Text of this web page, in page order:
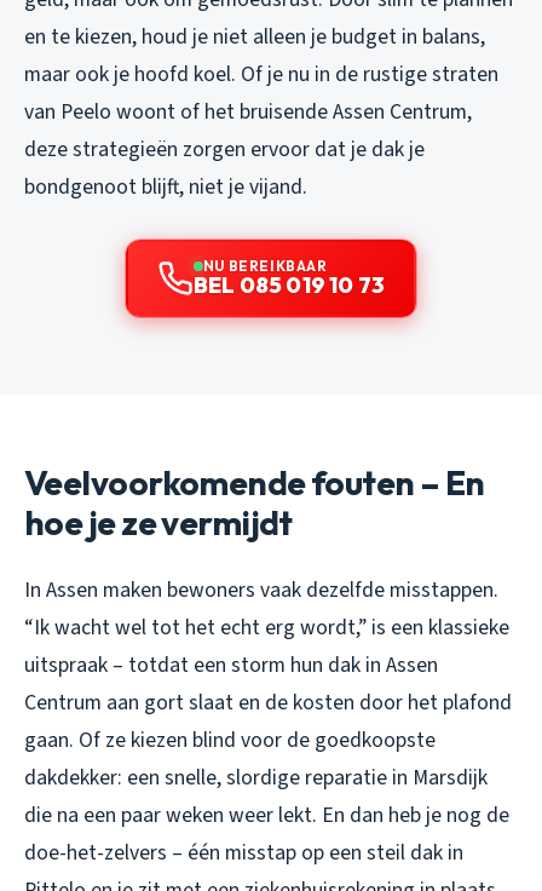
en te kiezen, houd je niet alleen je budget in balans,
maar ook je hoofd koel. Of je nu in de rustige straten
van Peelo woont of het bruisende Assen Centrum,
deze strategieën zorgen ervoor dat je dak je
bondgenoot blijft, niet je vijand.
NU BEREIKBAAR
BEL 085 019 10 73
Veelvoorkomende fouten – En
hoe je ze vermijdt
In Assen maken bewoners vaak dezelfde misstappen.
“Ik wacht wel tot het echt erg wordt,” is een klassieke
uitspraak – totdat een storm hun dak in Assen
Centrum aan gort slaat en de kosten door het plafond
gaan. Of ze kiezen blind voor de goedkoopste
dakdekker: een snelle, slordige reparatie in Marsdijk
die na een paar weken weer lekt. En dan heb je nog de
doe-het-zelvers – één misstap op een steil dak in